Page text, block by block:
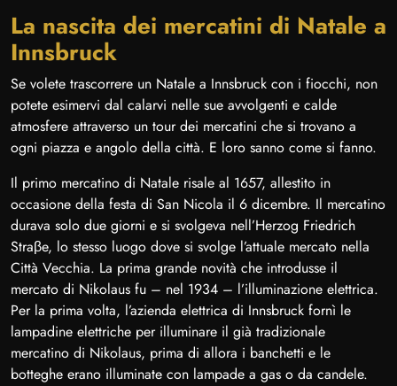
La nascita dei mercatini di Natale a
Innsbruck
Se volete trascorrere un Natale a Innsbruck con i fiocchi, non
potete esimervi dal calarvi nelle sue avvolgenti e calde
atmosfere attraverso un tour dei mercatini che si trovano a
ogni piazza e angolo della città. E loro sanno come si fanno.
Il primo mercatino di Natale risale al 1657, allestito in
occasione della festa di San Nicola il 6 dicembre. Il mercatino
durava solo due giorni e si svolgeva nell’Herzog Friedrich
Straβe, lo stesso luogo dove si svolge l’attuale mercato nella
Città Vecchia. La prima grande novità che introdusse il
mercato di Nikolaus fu – nel 1934 – l’illuminazione elettrica.
Per la prima volta, l’azienda elettrica di Innsbruck fornì le
lampadine elettriche per illuminare il già tradizionale
mercatino di Nikolaus, prima di allora i banchetti e le
botteghe erano illuminate con lampade a gas o da candele.